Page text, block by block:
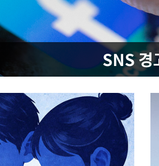
야 계속[다음주
로 삼겠다"
안겨드려 죄송"
야"
민희·서미화·
로 1위… 정
鄭
단 팀 위해 뛸
SNS 경